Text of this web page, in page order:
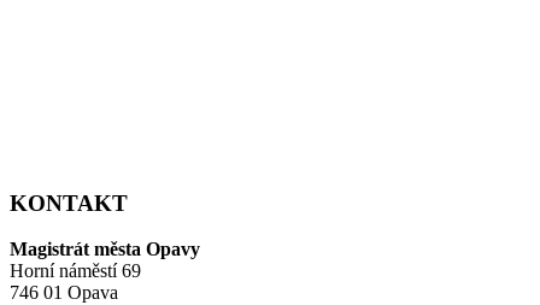
KONTAKT
Magistrát města Opavy
Horní náměstí 69
746 01 Opava